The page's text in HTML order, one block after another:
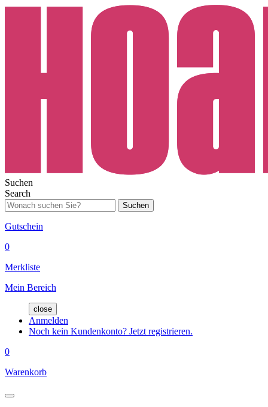
Suchen
Search
Suchen
Gutschein
0
Merkliste
Mein Bereich
close
Anmelden
Noch kein Kundenkonto? Jetzt registrieren.
0
Warenkorb